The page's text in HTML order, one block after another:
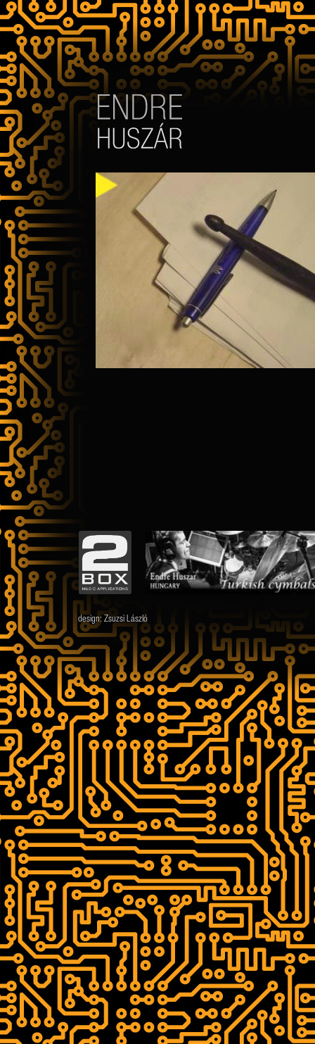
design: Zsuzsi László